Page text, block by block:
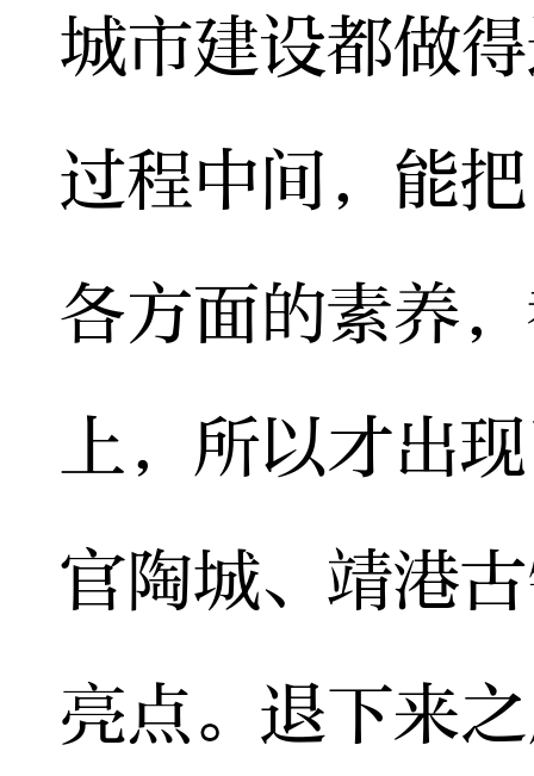
城市建设都做
过程中间，能
各方面的素养
上，所以才出
官陶城、靖港
亮点。退下来